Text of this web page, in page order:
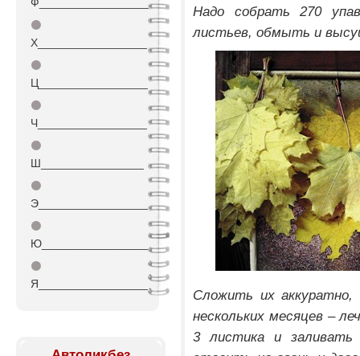
⚫
Х_________________
⚫
Ц_________________
⚫
Ч_________________
⚫
Ш________________
⚫
Э_________________
⚫
Ю_________________
⚫
Я_________________
Надо собрать 270
листьев, обмыть и
Сложить их аккуратно,
нескольких месяцев –
3 листика и заливать